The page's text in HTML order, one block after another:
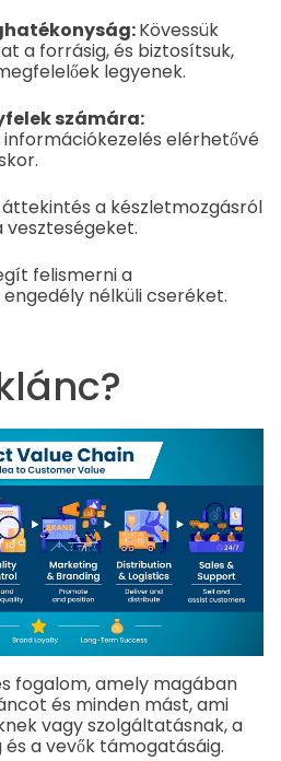
Kövessük
a forrásig, és biztosítsuk,
legyenek.
számára:
elérhetővé
a készletmozgásról
veszteségeket.
felismerni a
nélküli cseréket.
fogalom, amely magában
és minden mást, ami
vagy szolgáltatásnak, a
a vevők támogatásáig.